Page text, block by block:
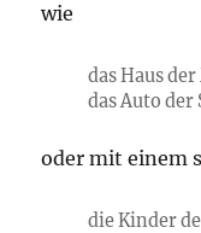
wie
das Haus
das Auto der
oder mit einem
die Kinder